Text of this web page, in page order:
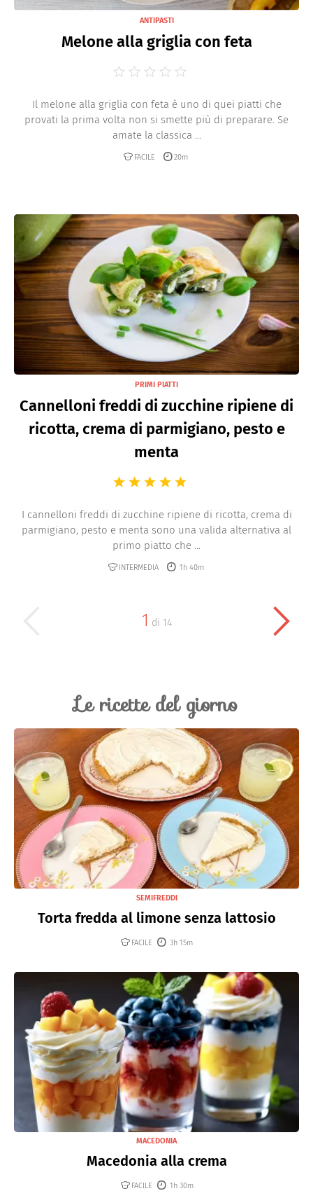
ANTIPASTI
Melone alla griglia con feta
Il melone alla griglia con feta è uno di quei piatti che
provati la prima volta non si smette più di preparare. Se
amate la classica ...
FACILE 20m
PRIMI PIATTI
Cannelloni freddi di zucchine ripiene di
ricotta, crema di parmigiano, pesto e
menta
I cannelloni freddi di zucchine ripiene di ricotta, crema di
parmigiano, pesto e menta sono una valida alternativa al
primo piatto che ...
INTERMEDIA 1h 40m
1 di 14
Le ricette del giorno
SEMIFREDDI
Torta fredda al limone senza lattosio
FACILE 3h 15m
MACEDONIA
Macedonia alla crema
FACILE 1h 30m